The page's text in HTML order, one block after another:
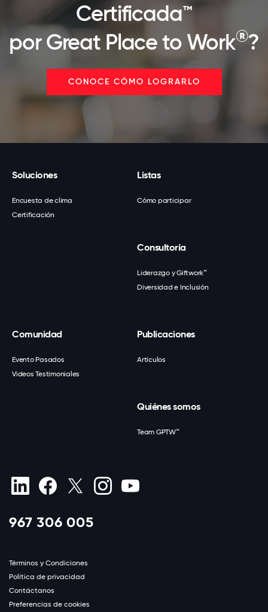
Certificada™
por Great Place to Work®?
CONOCE CÓMO LOGRARLO
Soluciones
Encuesta de clima
Certificación
Listas
Cómo participar
Consultoría
Liderazgo y Giftwork™
Diversidad e Inclusión
Comunidad
Evento Pasados
Videos Testimoniales
Publicaciones
Artículos
Quiénes somos
Team GPTW™
967 306 005
Términos y Condiciones
Política de privacidad
Contáctanos
Preferencias de cookies